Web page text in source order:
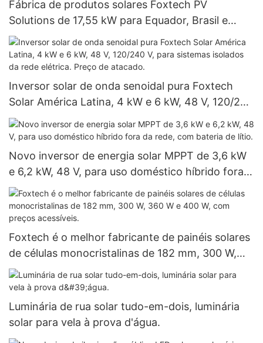
Fábrica de produtos solares Foxtech PV
Solutions de 17,55 kW para Equador, Brasil e
Colômbia, sistema off-grid de 120 V.
Inversor solar de onda senoidal pura Foxtech
Solar América Latina, 4 kW e 6 kW, 48 V, 120/240
V, para sistemas isolados da rede elétrica. Preço
de atacado.
Novo inversor de energia solar MPPT de 3,6 kW
e 6,2 kW, 48 V, para uso doméstico híbrido fora
da rede, com bateria de lítio.
Foxtech é o melhor fabricante de painéis solares
de células monocristalinas de 182 mm, 300 W,
360 W e 400 W, com preços acessíveis.
Luminária de rua solar tudo-em-dois, luminária
solar para vela à prova d'água.